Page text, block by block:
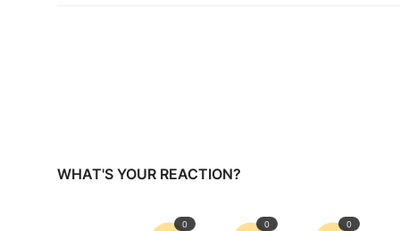
WHAT'S YOUR REACTION?
0 0 0